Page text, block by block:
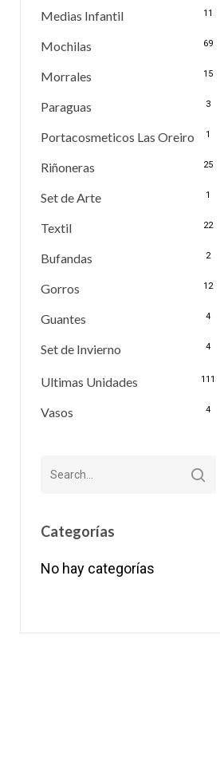
Medias Infantil 11
Mochilas 69
Morrales 15
Paraguas 3
Portacosmeticos Las Oreiro 1
Riñoneras 25
Set de Arte 1
Textil 22
Bufandas 2
Gorros 12
Guantes 4
Set de Invierno 4
Ultimas Unidades 111
Vasos 4
Categorías
No hay categorías